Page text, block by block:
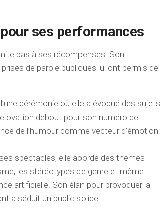
ses performances
pas à ses récompenses. Son
de parole publiques lui ont permis de
cérémonie où elle a évoqué des sujets
ovation debout pour son numéro de
de l’humour comme vecteur d’émotion
spectacles, elle aborde des thèmes
les stéréotypes de genre et même
artificielle. Son élan pour provoquer la
a séduit un public solide.